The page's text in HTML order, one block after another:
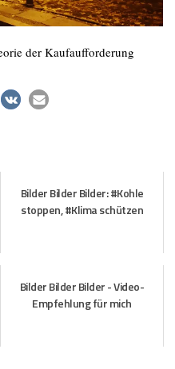
der Kaufaufforderung
Bilder Bilder Bilder: #Kohle
stoppen, #Klima schützen
Bilder Bilder Bilder - Video-
Empfehlung für mich